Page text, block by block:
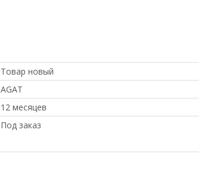
Товар новый
AGAT
12 месяцев
Под заказ